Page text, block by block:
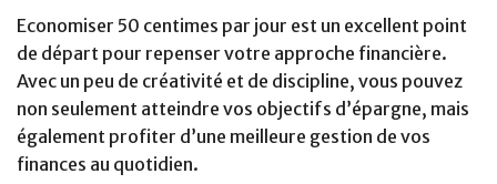
Economiser 50 centimes par jour est un excellent point
de départ pour repenser votre approche financière.
Avec un peu de créativité et de discipline, vous pouvez
non seulement atteindre vos objectifs d’épargne, mais
également profiter d’une meilleure gestion de vos
finances au quotidien.